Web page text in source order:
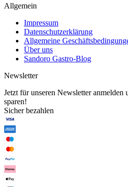
Allgemein
Impressum
Datenschutzerklärung
Allgemeine
Über uns
Sandoro Gastro-Blog
Newsletter
Jetzt für unseren Newsletter anmelden
sparen!
Sicher bezahlen